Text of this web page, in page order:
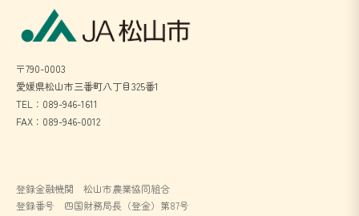
〒790-0003
愛媛県松山市三番町八丁目325番1
TEL：089-946-1611
FAX：089-946-0012
登録金融機関 松山市農業協同組合
登録番号 四国財務局長（登金）第87号